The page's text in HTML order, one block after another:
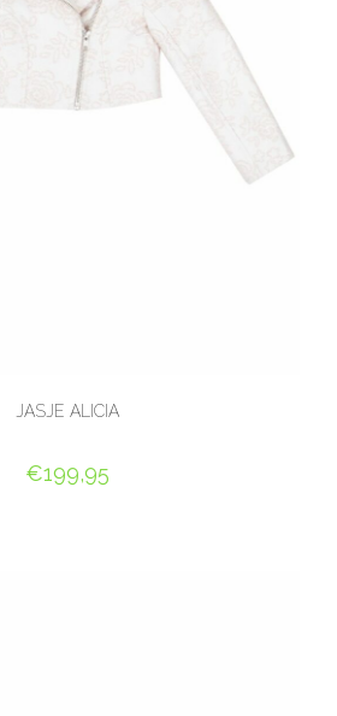
JASJE ALICIA
€199,95